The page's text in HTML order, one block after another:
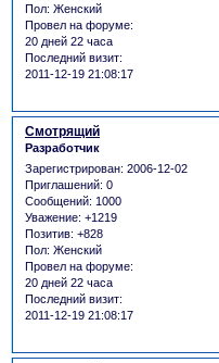
Пол: Женский
Провел на форуме:
20 дней 22 часа
Последний визит:
2011-12-19 21:08:17
Смотрящий
Разработчик
Зарегистрирован: 2006-12-02
Приглашений: 0
Сообщений: 1000
Уважение: +1219
Позитив: +828
Пол: Женский
Провел на форуме:
20 дней 22 часа
Последний визит:
2011-12-19 21:08:17